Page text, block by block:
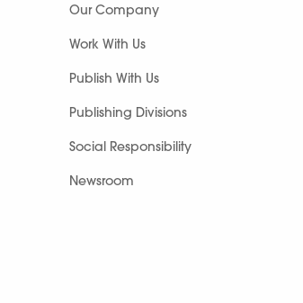
Our Company
Work With Us
Publish With Us
Publishing Divisions
Social Responsibility
Newsroom